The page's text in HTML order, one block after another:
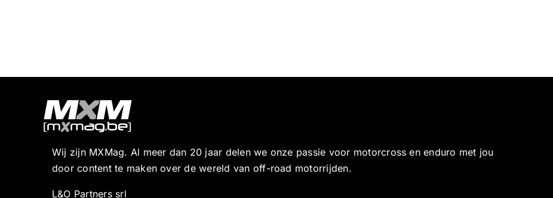
Wij zijn MXMag. Al meer dan 20 jaar delen we onze passie voor motorcross en enduro met jou
door content te maken over de wereld van off-road motorrijden.
L&O Partners srl